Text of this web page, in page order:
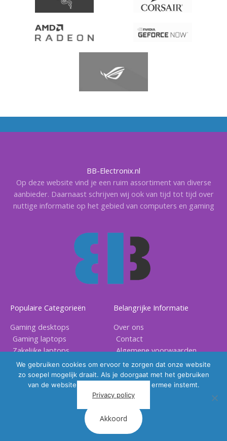
BB-Electronix.nl
Op deze website vind je een ruim assortiment van diverse
aanbieder. Daarnaast schrijven wij ook van tijd tot tijd over
nuttige informatie op het gebied van computers en gaming
Populaire Categorieën
Gaming desktops
Gaming laptops
Zakelijke laptops
Gaming accessoires
Belangrijke Informatie
Over ons
Contact
Algemene voorwaarden
Privacy voorwaarden
Copyright © 2026 |BB Electronix
We gebruiken cookies om ervoor te zorgen dat onze website
zo soepel mogelijk draait. Als je doorgaat met het gebruiken
van de website, gaan we er vanuit dat ermee instemt.
Privacy policy
Akkoord